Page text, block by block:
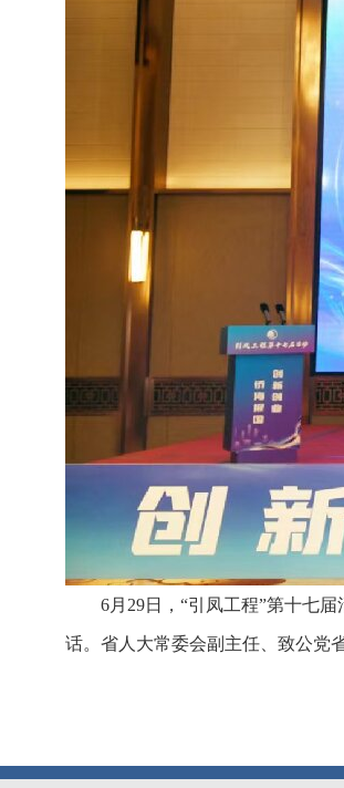
6月29日，“引凤工程”第十七
话。省人大常委会副主任、致公党